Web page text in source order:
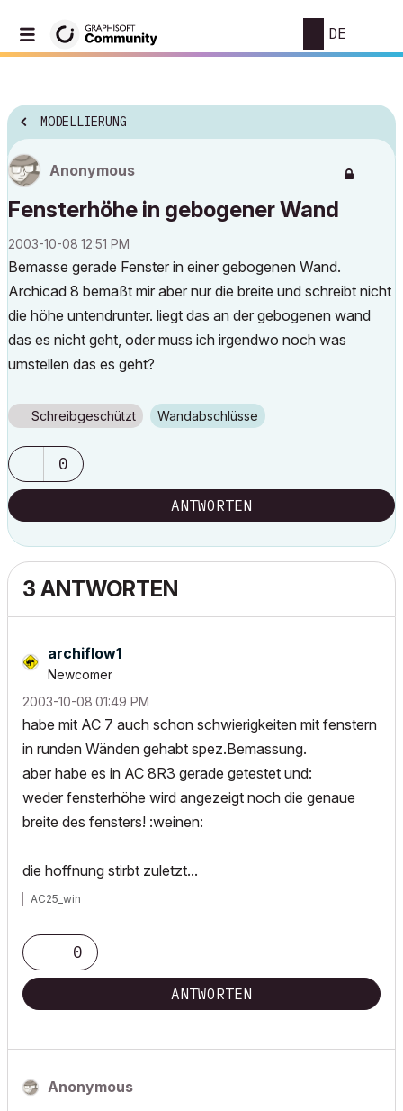
DE
MODELLIERUNG
Anonymous
Fensterhöhe in gebogener Wand
‎2003-10-08 12:51 PM
Bemasse gerade Fenster in einer gebogenen Wand.
Archicad 8 bemaßt mir aber nur die breite und schreibt nicht
die höhe untendrunter. liegt das an der gebogenen wand
das es nicht geht, oder muss ich irgendwo noch was
umstellen das es geht?
Schreibgeschützt Wandabschlüsse
0
ANTWORTEN
3 ANTWORTEN
archiflow1
Newcomer
‎2003-10-08 01:49 PM
habe mit AC 7 auch schon schwierigkeiten mit fenstern
in runden Wänden gehabt spez.Bemassung.
aber habe es in AC 8R3 gerade getestet und:
weder fensterhöhe wird angezeigt noch die genaue
breite des fensters! :weinen:
die hoffnung stirbt zuletzt...
AC25_win
0
ANTWORTEN
Anonymous